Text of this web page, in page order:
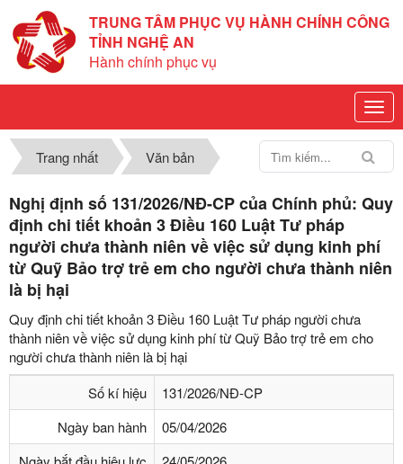
TRUNG TÂM PHỤC VỤ HÀNH CHÍNH CÔNG
TỈNH NGHỆ AN
Hành chính phục vụ
Trang nhất Văn bản
Nghị định số 131/2026/NĐ-CP của Chính phủ: Quy
định chi tiết khoản 3 Điều 160 Luật Tư pháp
người chưa thành niên về việc sử dụng kinh phí
từ Quỹ Bảo trợ trẻ em cho người chưa thành niên
là bị hại
Quy định chi tiết khoản 3 Điều 160 Luật Tư pháp người chưa
thành niên về việc sử dụng kinh phí từ Quỹ Bảo trợ trẻ em cho
người chưa thành niên là bị hại
Số kí hiệu
131/2026/NĐ-CP
Ngày ban hành
05/04/2026